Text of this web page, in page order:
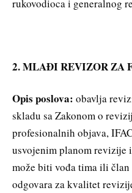
rukovodioca i generalnog
2. MLAĐI REVIZOR ZA
Opis poslova: obavlja
skladu sa Zakonom o
profesionalnih objava,
usvojenim planom revizije
može biti vođa tima ili
odgovara za kvalitet